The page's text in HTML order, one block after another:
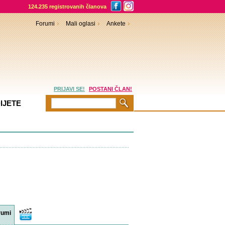
124.235 registrovanih članova
Forumi Mali oglasi Ankete
PRIJAVI SE! POSTANI ČLAN!